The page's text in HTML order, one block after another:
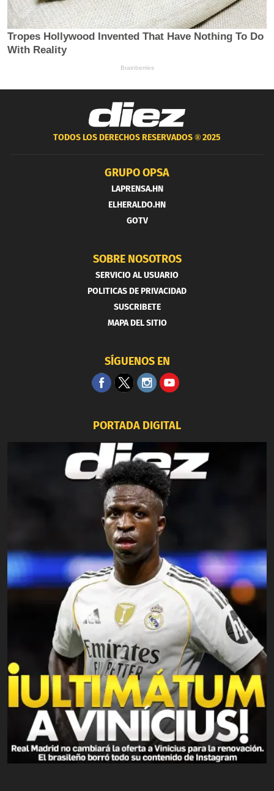
TODOS LOS DERECHOS RESERVADOS ®2025
GRUPO OPSA
LAPRENSA.HN
ELHERALDO.HN
GOTV
SOBRE NOSOTROS
SERVICIO AL USUARIO
POLITICAS DE PRIVACIDAD
SUSCRIBETE
MAPA DEL SITIO
SÍGUENOS EN
PORTADA DIGITAL